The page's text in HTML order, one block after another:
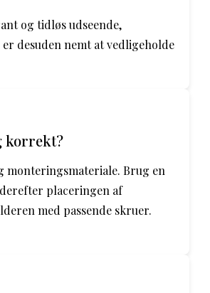
og tidløs udseende,
desuden nemt at vedligeholde
korrekt?
monteringsmateriale. Brug en
placeringen af
med passende skruer.